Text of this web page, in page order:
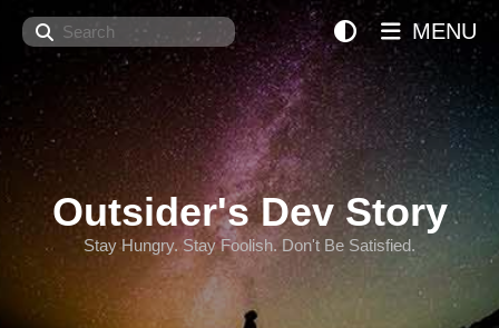
Search
Outsider's Dev Story
Stay Hungry. Stay Foolish. Don't Be Satisfied.
MENU